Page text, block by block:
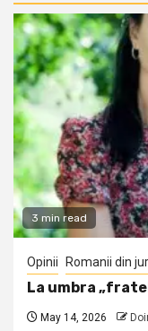
3 min read
Opinii Romanii din
La umbra
May 14, 2026